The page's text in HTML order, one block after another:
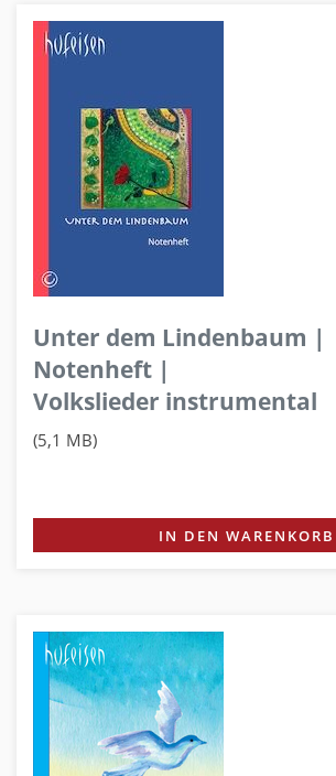
Unter dem Lindenbaum |
Notenheft |
Volkslieder instrumental
(5,1 MB)
IN DEN WARENKORB